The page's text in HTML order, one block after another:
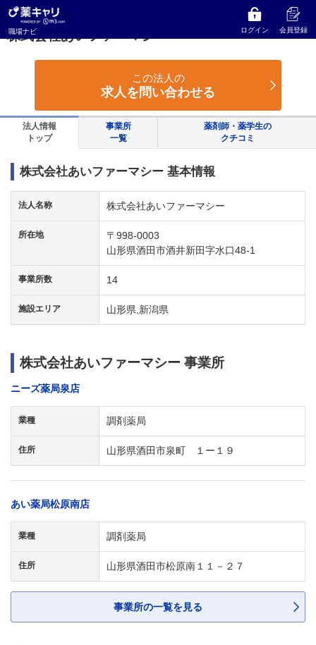
職場ナビ ログイン 会員登録
薬キャリ 職場ナビ 株式会社あいファーマシー
株式会社あいファーマシー
この法人の
求人を問い合わせる
法人情報
トップ
事業所
一覧
薬剤師・薬学生の
クチコミ
株式会社あいファーマシー 基本情報
法人名称 株式会社あいファーマシー
所在地
〒998-0003
山形県酒田市酒井新田字水口48-1
事業所数 14
施設エリア 山形県,新潟県
株式会社あいファーマシー 事業所
ニーズ薬局泉店
業種 調剤薬局
住所 山形県酒田市泉町 １ー１９
あい薬局松原南店
業種 調剤薬局
住所 山形県酒田市松原南１１－２７
事業所の一覧を見る